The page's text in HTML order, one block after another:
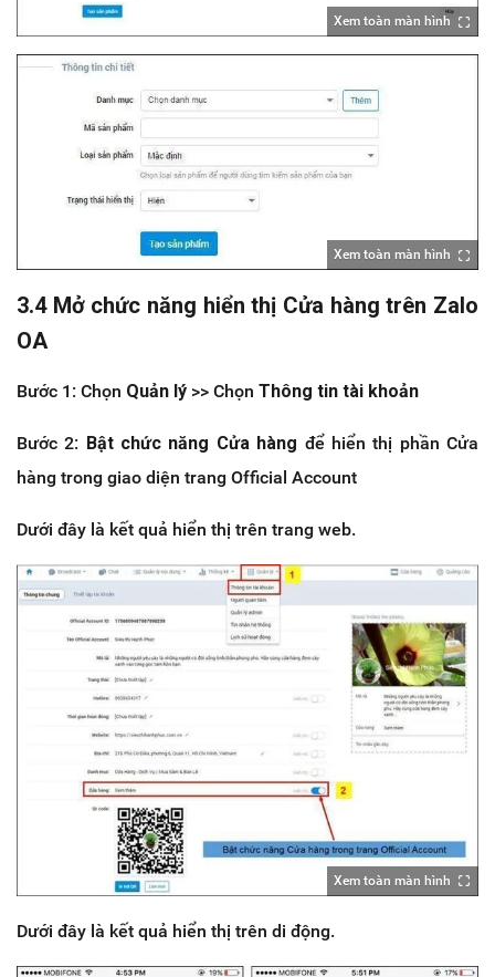
Xem toàn màn hình
Xem toàn màn hình
3.4 Mở chức năng hiển thị Cửa hàng trên Zalo
OA
Bước 1: Chọn Quản lý >> Chọn Thông tin tài khoản
Bước 2: Bật chức năng Cửa hàng để hiển thị phần Cửa
hàng trong giao diện trang Official Account
Dưới đây là kết quả hiển thị trên trang web.
Xem toàn màn hình
Dưới đây là kết quả hiển thị trên di động.